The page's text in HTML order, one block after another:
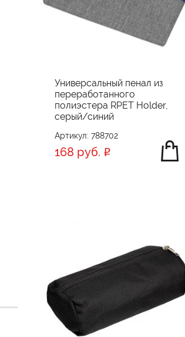
Универсальный пенал из
переработанного
полиэстера RPET Holder,
серый/синий
Артикул: 788702
168 руб.